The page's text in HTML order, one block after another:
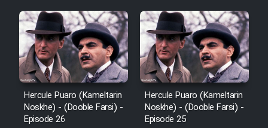
Mostanad Margbartarin
Heyvanat Donya - Dooble Farsi
Film Toofangar (Dooble Farsi)
Film Velgarde Vahshi (Dooble
Hercule Puaro (Kameltarin
Noskhe) - (Dooble Farsi) -
Episode 26
Hercule Puaro (Kameltarin
Noskhe) - (Dooble Farsi) -
Episode 25